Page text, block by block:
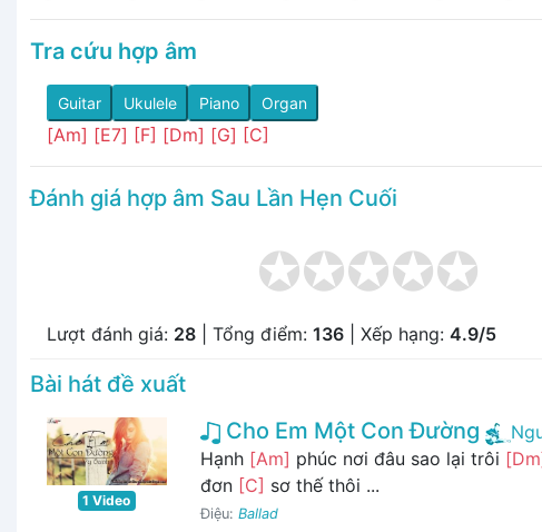
Tra cứu hợp âm
Guitar Ukulele Piano Organ
[Am] [E7] [F] [Dm] [G] [C]
Đánh giá hợp âm Sau Lần Hẹn Cuối
Lượt đánh giá: 28 | Tổng điểm: 136 | Xếp hạng: 4.9/5
Bài hát đề xuất
1 Video
Cho Em Một Con Đường
Hạnh [Am] phúc nơi đâu sao lại trôi
đơn [C] sơ thế thôi ...
Điệu: Ballad